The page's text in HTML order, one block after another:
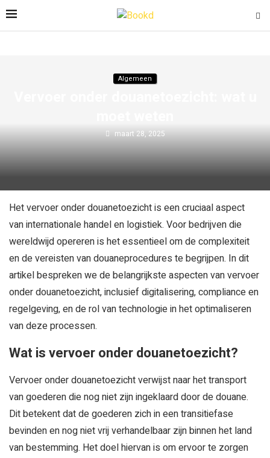
Algemeen
maart 28, 2025
Het vervoer onder douanetoezicht is een cruciaal aspect
van internationale handel en logistiek. Voor bedrijven die
wereldwijd opereren is het essentieel om de complexiteit
en de vereisten van douaneprocedures te begrijpen. In dit
artikel bespreken we de belangrijkste aspecten van vervoer
onder douanetoezicht, inclusief digitalisering, compliance en
regelgeving, en de rol van technologie in het optimaliseren
van deze processen.
Wat is vervoer onder douanetoezicht?
Vervoer onder douanetoezicht verwijst naar het transport
van goederen die nog niet zijn ingeklaard door de douane.
Dit betekent dat de goederen zich in een transitiefase
bevinden en nog niet vrij verhandelbaar zijn binnen het land
van bestemming. Het doel hiervan is om ervoor te zorgen